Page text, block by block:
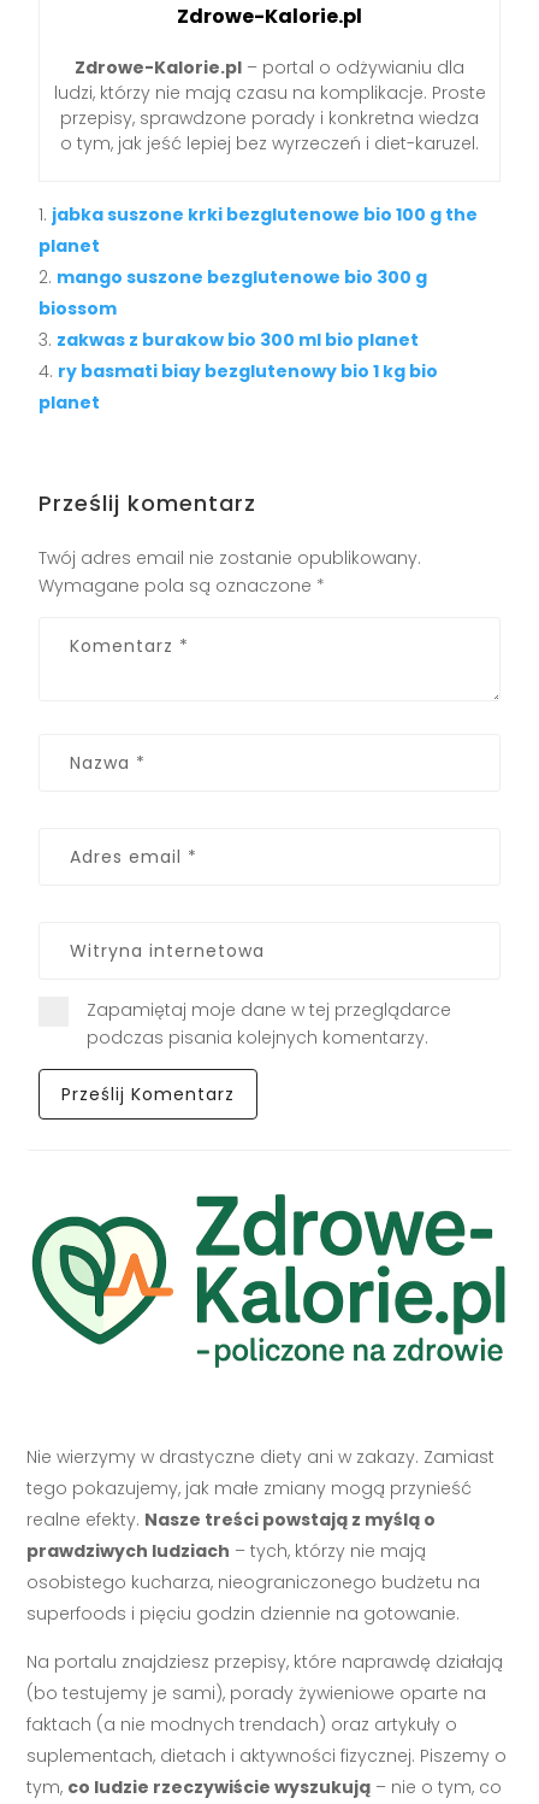
Zdrowe-Kalorie.pl
Zdrowe-Kalorie.pl – portal o odżywianiu dla
ludzi, którzy nie mają czasu na komplikacje. Proste
przepisy, sprawdzone porady i konkretna wiedza
o tym, jak jeść lepiej bez wyrzeczeń i diet-karuzel.
jabka suszone krki bezglutenowe bio 100 g the
planet
mango suszone bezglutenowe bio 300 g
biossom
zakwas z burakow bio 300 ml bio planet
ry basmati biay bezglutenowy bio 1 kg bio
planet
Prześlij komentarz
Twój adres email nie zostanie opublikowany.
Wymagane pola są oznaczone *
Zapamiętaj moje dane w tej przeglądarce
podczas pisania kolejnych komentarzy.
Nie wierzymy w drastyczne diety ani w zakazy. Zamiast
tego pokazujemy, jak małe zmiany mogą przynieść
realne efekty. Nasze treści powstają z myślą o
prawdziwych ludziach – tych, którzy nie mają
osobistego kucharza, nieograniczonego budżetu na
superfoods i pięciu godzin dziennie na gotowanie.
Na portalu znajdziesz przepisy, które naprawdę działają
(bo testujemy je sami), porady żywieniowe oparte na
faktach (a nie modnych trendach) oraz artykuły o
suplementach, dietach i aktywności fizycznej. Piszemy o
tym, co ludzie rzeczywiście wyszukują – nie o tym, co